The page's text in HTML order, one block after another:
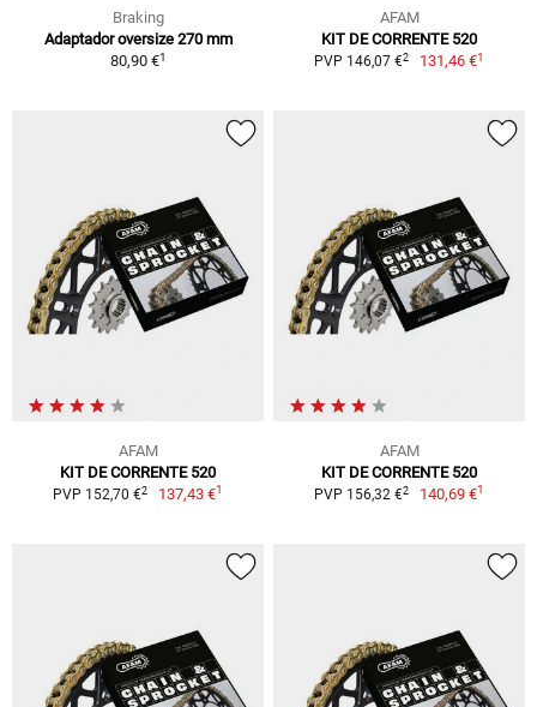
Braking
Adaptador oversize 270 mm
80,90 €1
AFAM
KIT DE CORRENTE 520
PVP 146,07 €2 131,46 €1
AFAM
KIT DE CORRENTE 520
PVP 152,70 €2 137,43 €1
AFAM
KIT DE CORRENTE 520
PVP 156,32 €2 140,69 €1